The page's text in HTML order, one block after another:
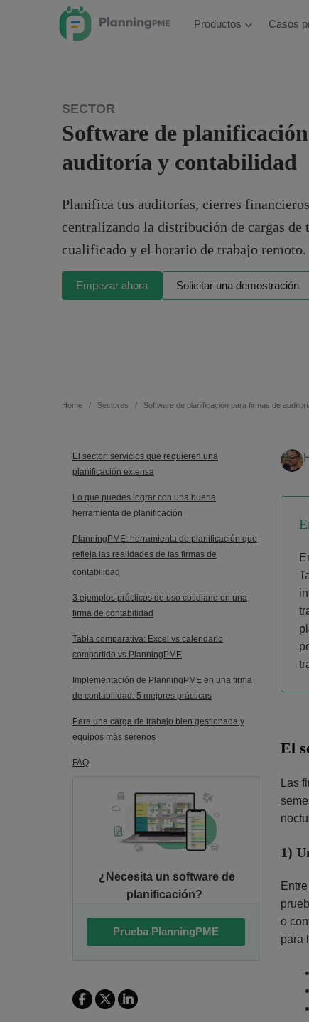
Productos Casos
SECTOR
Software de
auditoría y contabilidad
Planifica tus auditorías, cierres
centralizando la distribución de cargas de
cualificado y el horario de trabajo remoto.
Empezar ahora Solicitar una demostración
Home Sectores Software de planificación para firmas de
El sector: servicios que requieren una
planificación extensa
Lo que puedes lograr con una buena
herramienta de planificación
PlanningPME: herramienta de planificación que
refleja las realidades de las firmas de
contabilidad
3 ejemplos prácticos de uso cotidiano en una
firma de contabilidad
Tabla comparativa: Excel vs calendario
compartido vs PlanningPME
Implementación de PlanningPME en una firma
de contabilidad: 5 mejores prácticas
Para una carga de trabajo bien gestionada y
equipos más serenos
FAQ
¿Necesita un software de
planificación?
Prueba PlanningPME
El
Las
1)
o
para